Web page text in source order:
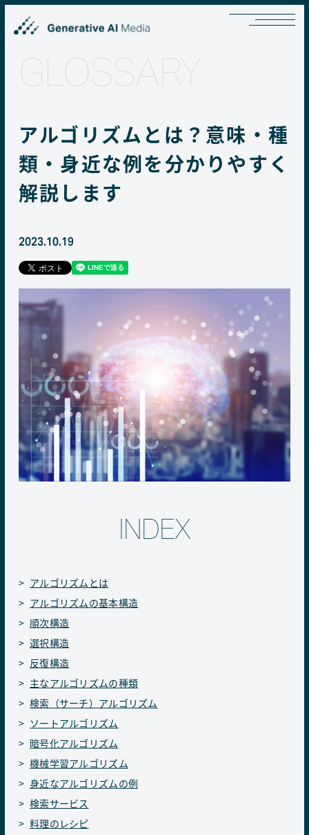
GLOSSARY
アルゴリズムとは？意味・種
類・身近な例を分かりやすく
解説します
2023.10.19
INDEX
アルゴリズムとは
アルゴリズムの基本構造
順次構造
選択構造
反復構造
主なアルゴリズムの種類
検索（サーチ）アルゴリズム
ソートアルゴリズム
暗号化アルゴリズム
機械学習アルゴリズム
身近なアルゴリズムの例
検索サービス
料理のレシピ